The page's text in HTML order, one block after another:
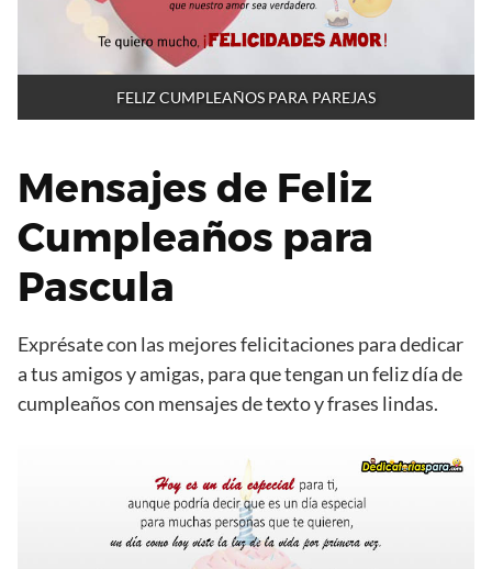
FELIZ CUMPLEAÑOS PARA PAREJAS
Mensajes de Feliz
Cumpleaños para
Pascula
Exprésate con las mejores felicitaciones para dedicar
a tus amigos y amigas, para que tengan un feliz día de
cumpleaños con mensajes de texto y frases lindas.